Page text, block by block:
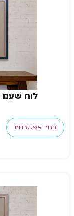
לוח שעם
בחר אפשרויות